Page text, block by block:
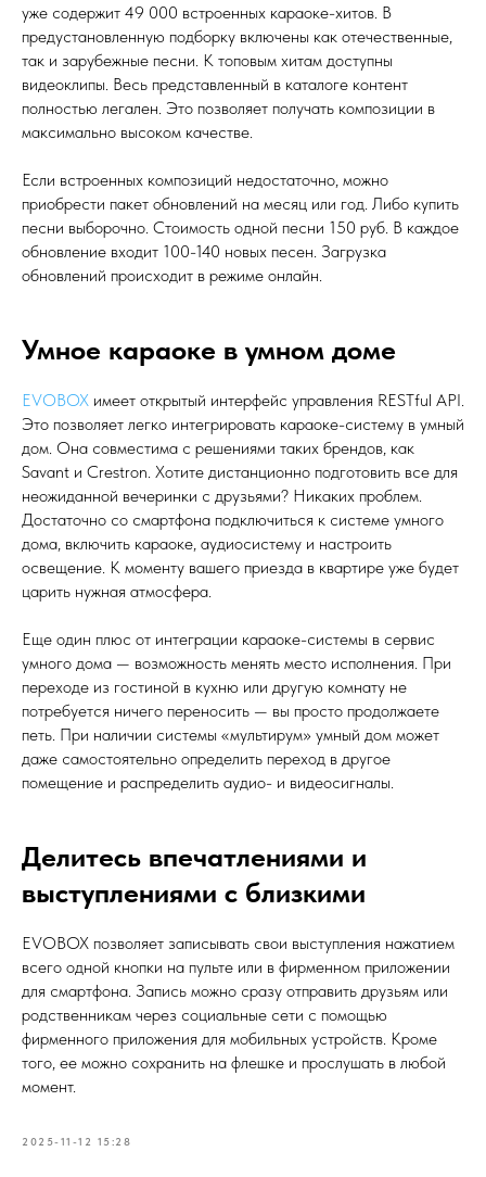
уже содержит 49 000 встроенных караоке-хитов. В
предустановленную подборку включены как отечественные,
так и зарубежные песни. К топовым хитам доступны
видеоклипы. Весь представленный в каталоге контент
полностью легален. Это позволяет получать композиции в
максимально высоком качестве.
Если встроенных композиций недостаточно, можно
приобрести пакет обновлений на месяц или год. Либо купить
песни выборочно. Стоимость одной песни 150 руб. В каждое
обновление входит 100-140 новых песен. Загрузка
обновлений происходит в режиме онлайн.
Умное караоке в умном доме
EVOBOX имеет открытый интерфейс управления RESTful API.
Это позволяет легко интегрировать караоке-систему в умный
дом. Она совместима с решениями таких брендов, как
Savant и Crestron. Хотите дистанционно подготовить все для
неожиданной вечеринки с друзьями? Никаких проблем.
Достаточно со смартфона подключиться к системе умного
дома, включить караоке, аудиосистему и настроить
освещение. К моменту вашего приезда в квартире уже будет
царить нужная атмосфера.
Еще один плюс от интеграции караоке-системы в сервис
умного дома — возможность менять место исполнения. При
переходе из гостиной в кухню или другую комнату не
потребуется ничего переносить — вы просто продолжаете
петь. При наличии системы «мультирум» умный дом может
даже самостоятельно определить переход в другое
помещение и распределить аудио- и видеосигналы.
Делитесь впечатлениями и
выступлениями с близкими
EVOBOX позволяет записывать свои выступления нажатием
всего одной кнопки на пульте или в фирменном приложении
для смартфона. Запись можно сразу отправить друзьям или
родственникам через социальные сети с помощью
фирменного приложения для мобильных устройств. Кроме
того, ее можно сохранить на флешке и прослушать в любой
момент.
2025-11-12 15:28